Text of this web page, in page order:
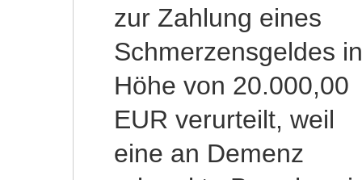
zur Zahlung eines
Schmerzensgeldes in
Höhe von 20.000,00
EUR verurteilt, weil
eine an Demenz
Einrichtung unbemerkt
verlassen hatte.
Außerdem sei der
Pflegeeinrichtung
bekannt gewesen, dass